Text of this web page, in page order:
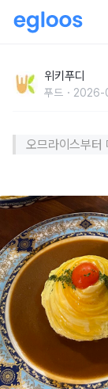
맛집' TOP 3
위키푸디
푸드 2026-
오므라이스부터